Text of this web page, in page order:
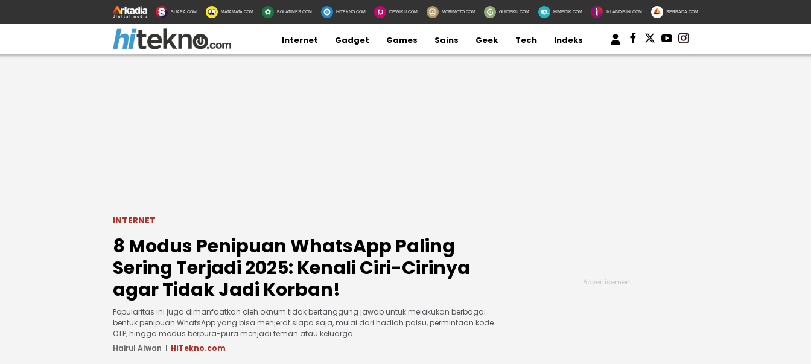
SUARA.COM MATAMATA.COM BOLATIMES.COM HITEKNO.COM DEWIKU.COM MOBIMOTO.COM GUIDEKU.COM HIMEDIK.COM IKLANDISINI.COM SERBADA.COM
Internet Gadget Games Sains Geek Tech Indeks
INTERNET
8 Modus Penipuan WhatsApp Paling
Sering Terjadi 2025: Kenali Ciri-Cirinya
agar Tidak Jadi Korban!
Popularitas ini juga dimanfaatkan oleh oknum tidak bertanggung jawab untuk melakukan berbagai
bentuk penipuan WhatsApp yang bisa menjerat siapa saja, mulai dari hadiah palsu, permintaan kode
OTP, hingga modus berpura-pura menjadi teman atau keluarga.
Hairul Alwan
HiTekno.com